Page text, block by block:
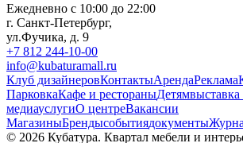
Ежедневно с 10:00 до 22:00
г. Санкт-Петербург,
ул.Фучика, д. 9
+7 812 244-10-00
info@kubaturamall.ru
Клуб дизайнеровКонтактыАрендаРеклама
ПарковкаКафе и рестораныДетям
медиауслугиО центреВакансии
МагазиныБрендысобытиядокументы
© 2026 Кубатура. Квартал мебели и